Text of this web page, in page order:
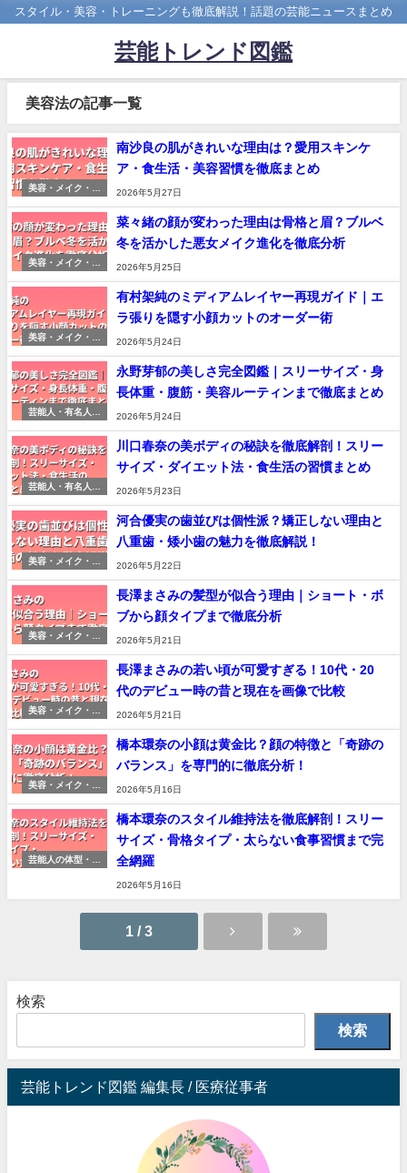
スタイル・美容・トレーニングも徹底解説！話題の芸能ニュースまとめ
芸能トレンド図鑑
美容法の記事一覧
美容・メイク・印
南沙良の肌がきれいな理由は？愛用スキンケ
ア・食生活・美容習慣を徹底まとめ
2026年5月27日
美容・メイク・印
菜々緒の顔が変わった理由は骨格と眉？ブルベ
冬を活かした悪女メイク進化を徹底分析
2026年5月25日
美容・メイク・印
有村架純のミディアムレイヤー再現ガイド｜エ
ラ張りを隠す小顔カットのオーダー術
2026年5月24日
芸能人・有名人総
永野芽郁の美しさ完全図鑑｜スリーサイズ・身
長体重・腹筋・美容ルーティンまで徹底まとめ
2026年5月24日
芸能人・有名人総
川口春奈の美ボディの秘訣を徹底解剖！スリー
サイズ・ダイエット法・食生活の習慣まとめ
2026年5月23日
美容・メイク・印
河合優実の歯並びは個性派？矯正しない理由と
八重歯・矮小歯の魅力を徹底解説！
2026年5月22日
美容・メイク・印
長澤まさみの髪型が似合う理由｜ショート・ボ
ブから顔タイプまで徹底分析
2026年5月21日
美容・メイク・印
長澤まさみの若い頃が可愛すぎる！10代・20
代のデビュー時の昔と現在を画像で比較
2026年5月21日
美容・メイク・印
橋本環奈の小顔は黄金比？顔の特徴と「奇跡の
バランス」を専門的に徹底分析！
2026年5月16日
芸能人の体型・ス
橋本環奈のスタイル維持法を徹底解剖！スリー
サイズ・骨格タイプ・太らない食事習慣まで完
全網羅
2026年5月16日
1 / 3
検索
検索
芸能トレンド図鑑 編集長 / 医療従事者